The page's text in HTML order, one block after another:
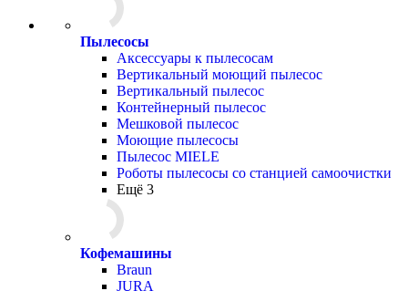
Пылесосы
Аксессуары к пылесосам
Вертикальный моющий пылесос
Вертикальный пылесос
Контейнерный пылесос
Мешковой пылесос
Моющие пылесосы
Пылесос MIELE
Роботы пылесосы со станцией самоочистки
Ещё 3
Кофемашины
Braun
JURA